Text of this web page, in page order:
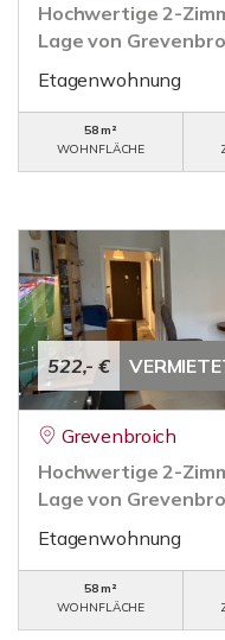
Hochwertige 2-
Lage von
Etagenwohnung
58 m²
WOHNFLÄCHE
522,- €
Grevenbroich
Hochwertige 2-
Lage von
Etagenwohnung
58 m²
WOHNFLÄCHE